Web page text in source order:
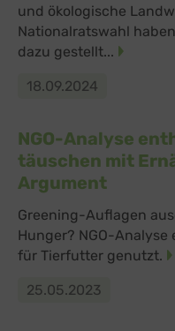
und ökologische
Nationalratswahl
dazu gestellt...
18.09.2024
NGO-Analyse
täuschen mit
Argument
Greening-Auflagen
Hunger? NGO-
für Tierfutter genutzt.
25.05.2023